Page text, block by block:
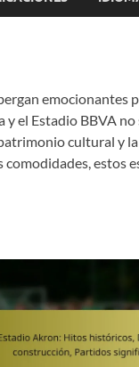
emocionantes
el Estadio BBVA
cultural y
estos